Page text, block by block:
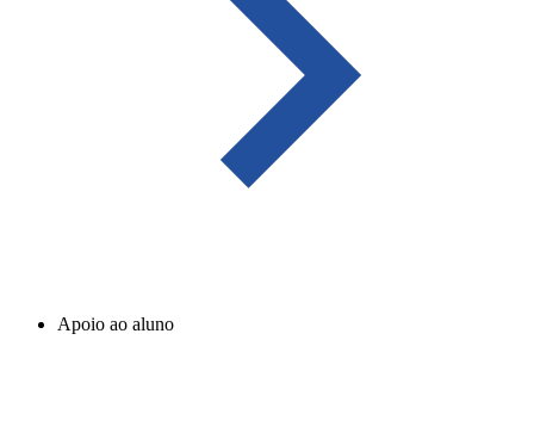
Apoio ao aluno